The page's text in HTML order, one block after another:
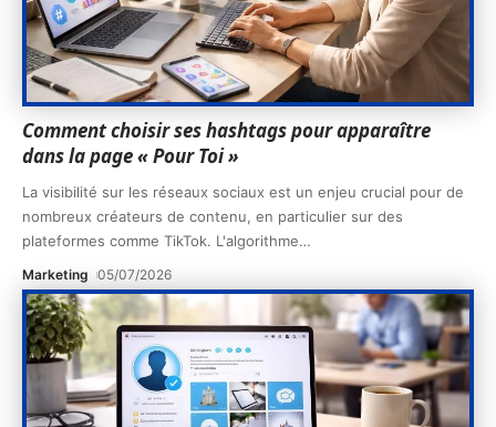
Comment choisir ses hashtags pour apparaître
dans la page « Pour Toi »
La visibilité sur les réseaux sociaux est un enjeu crucial pour de
nombreux créateurs de contenu, en particulier sur des
plateformes comme TikTok. L'algorithme…
Marketing 05/07/2026